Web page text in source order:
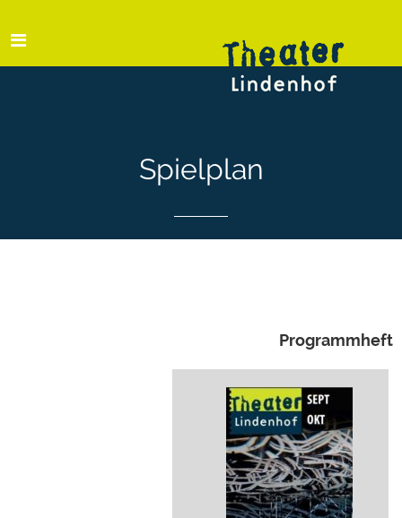
Spielplan
Programmheft